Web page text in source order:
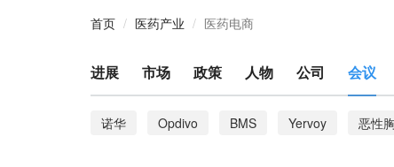
首页 医药产业 医药电商
进展 市场 政策 人物 公司 会议
诺华 Opdivo BMS Yervoy 恶性